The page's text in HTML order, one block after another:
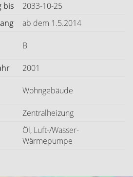
bis
2033-10-25
ab dem 1.5.2014
B
2001
Wohngebäude
Zentralheizung
Öl, Luft-/Wasser-
Wärmepumpe